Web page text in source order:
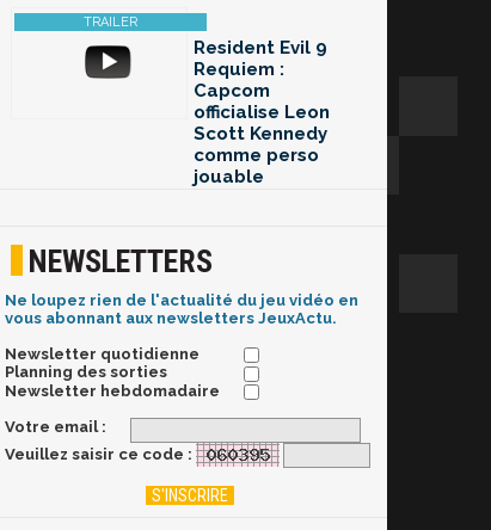
Resident Evil 9
Requiem :
Capcom
officialise Leon
Scott Kennedy
comme perso
jouable
NEWSLETTERS
Ne loupez rien de l'actualité du jeu vidéo en
vous abonnant aux newsletters JeuxActu.
Newsletter quotidienne
Planning des sorties
Newsletter hebdomadaire
Votre email :
Veuillez saisir ce code :